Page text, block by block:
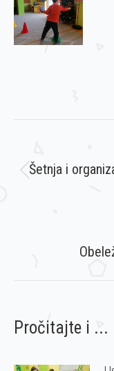
Šetnja i
Pročitajte i ...